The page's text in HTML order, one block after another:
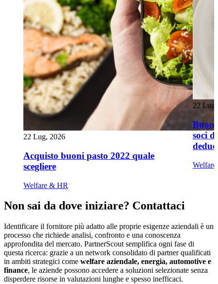
22 Lug, 2026
Acquisto buoni pasto 2022 quale
scegliere
Welfare & HR
22
soci
Non sai da dove iniziare? Contattaci
Identificare il fornitore più adatto alle proprie esigenze aziendali è un
processo che richiede analisi, confronto e una conoscenza
approfondita del mercato. PartnerScout semplifica ogni fase di
questa ricerca: grazie a un network consolidato di partner qualificati
in ambiti strategici come welfare aziendale, energia, automotive e
finance, le aziende possono accedere a soluzioni selezionate senza
disperdere risorse in valutazioni lunghe e spesso inefficaci.